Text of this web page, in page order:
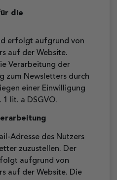
die
erfolgt aufgrund von
auf der Website.
Verarbeitung der
zum Newsletters durch
einer Einwilligung
1 lit. a DSGVO.
Adresse des Nutzers
zuzustellen. Der
aufgrund von
auf der Website. Die